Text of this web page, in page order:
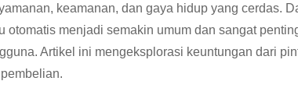
keamanan, dan gaya hidup yang cerdas.
otomatis menjadi semakin umum dan sangat
Artikel ini mengeksplorasi keuntungan dari